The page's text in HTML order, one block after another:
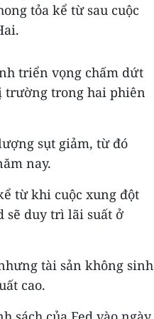
tỏa kể từ sau cuộc
triển vọng chấm dứt
trường trong hai phiên
sụt giảm, từ đó
nay.
từ khi cuộc xung đột
sẽ duy trì lãi suất ở
tài sản không sinh
cao.